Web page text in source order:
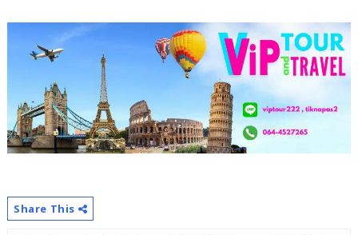
Share This